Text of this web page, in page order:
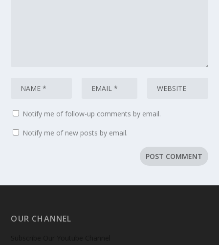
Notify me of follow-up comments by email.
Notify me of new posts by email.
OUR CHANNEL